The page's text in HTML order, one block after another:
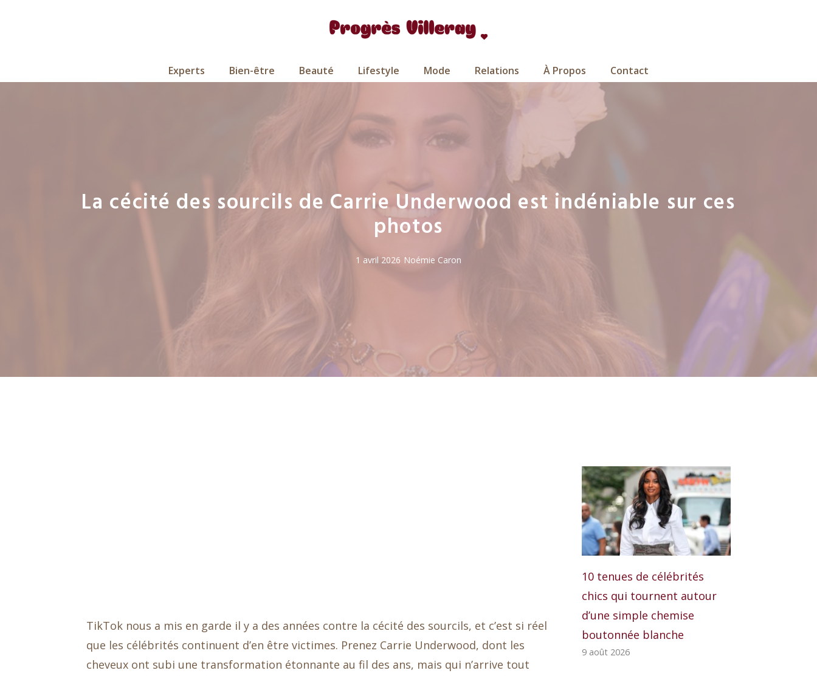
Experts Bien-être Beauté Lifestyle Mode Relations À Propos Contact
La cécité des sourcils de Carrie Underwood est indéniable sur ces
photos
1 avril 2026 Noémie Caron
TikTok nous a mis en garde il y a des années contre la cécité des sourcils, et c’est si réel
que les célébrités continuent d’en être victimes. Prenez Carrie Underwood, dont les
cheveux ont subi une transformation étonnante au fil des ans, mais qui n’arrive tout
10 tenues de célébrités
chics qui tournent autour
d’une simple chemise
boutonnée blanche
9 août 2026